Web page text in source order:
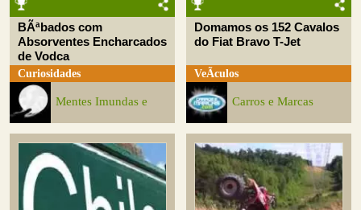
BÃªbados com
Absorventes Encharcados
de Vodca
Curiosidades
Mentes Imundas e
Domamos os 152 Cavalos
do Fiat Bravo T-Jet
VeÃ­culos
Carros e Marcas